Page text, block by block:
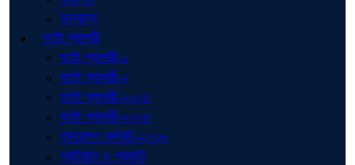
অন্যান্য
ফটো গ্যালারী
ফটো গ্যালারী-১
ফটো গ্যালারী-২
ফটো গ্যালারী-২০২৫
ফটো গ্যালারী-২০২৬
বৃক্ষরোপণ কর্মসূচি-২০২৬
প্রতিষ্ঠান ও প্রকৃতি